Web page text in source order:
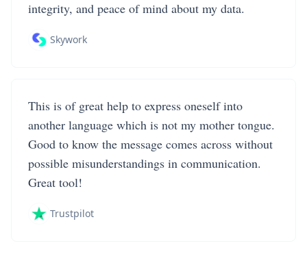
integrity, and peace of mind about my data.
Skywork
This is of great help to express oneself into
another language which is not my mother tongue.
Good to know the message comes across without
possible misunderstandings in communication.
Great tool!
Trustpilot